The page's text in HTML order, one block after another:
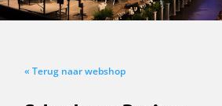
« Terug naar webshop